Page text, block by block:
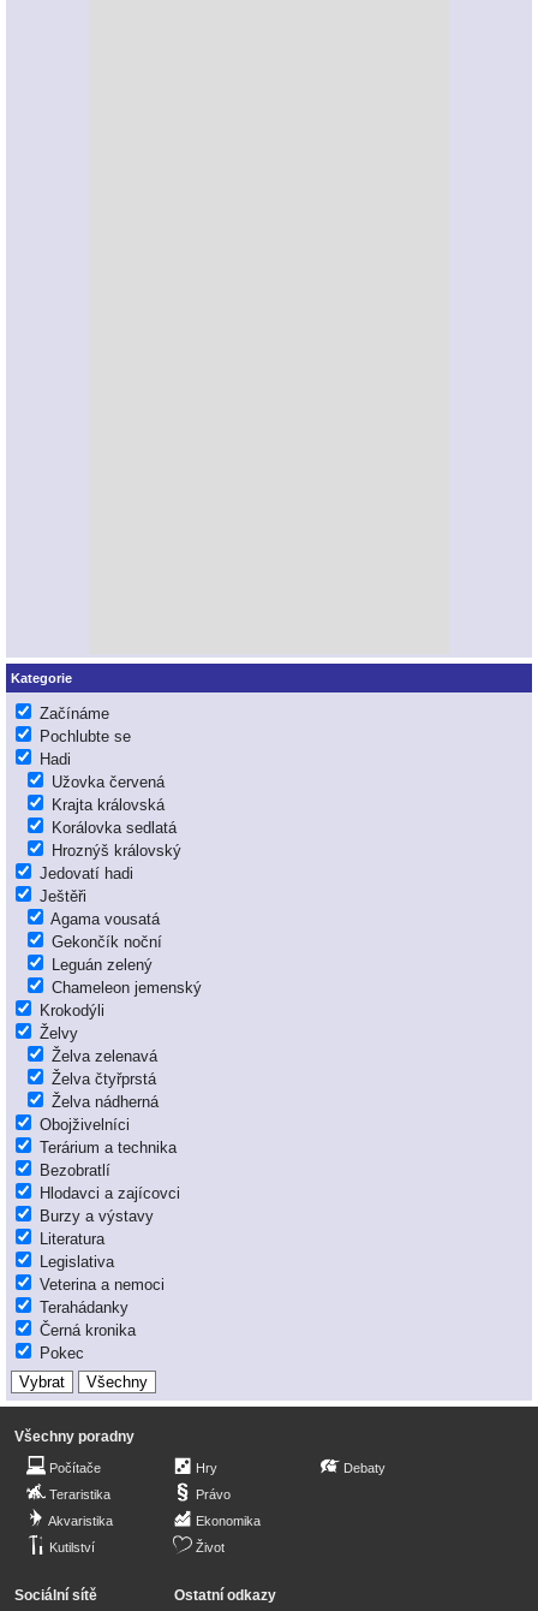
Kategorie
Začínáme
Pochlubte se
Hadi
Užovka červená
Krajta královská
Korálovka sedlatá
Hroznýš královský
Jedovatí hadi
Ještěři
Agama vousatá
Gekončík noční
Leguán zelený
Chameleon jemenský
Krokodýli
Želvy
Želva zelenavá
Želva čtyřprstá
Želva nádherná
Obojživelníci
Terárium a technika
Bezobratlí
Hlodavci a zajícovci
Burzy a výstavy
Literatura
Legislativa
Veterina a nemoci
Terahádanky
Černá kronika
Pokec
Všechny poradny
Počítače
Teraristika
Akvaristika
Kutilství
Hry
Právo
Ekonomika
Život
Debaty
Sociální sítě Ostatní odkazy